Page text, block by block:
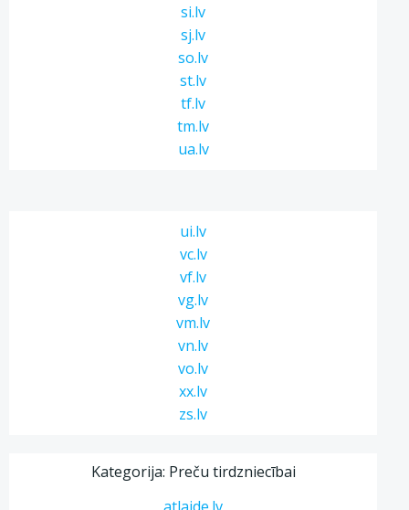
si.lv
sj.lv
so.lv
st.lv
tf.lv
tm.lv
ua.lv
ui.lv
vc.lv
vf.lv
vg.lv
vm.lv
vn.lv
vo.lv
xx.lv
zs.lv
Kategorija: Preču tirdzniecībai